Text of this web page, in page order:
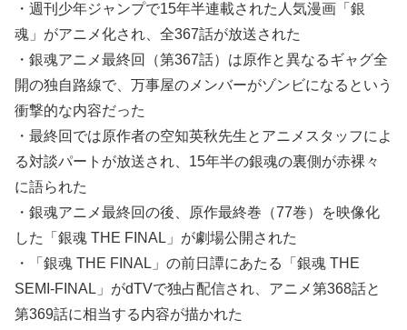
・週刊少年ジャンプで15年半連載された人気漫画「銀
魂」がアニメ化され、全367話が放送された
・銀魂アニメ最終回（第367話）は原作と異なるギャグ全
開の独自路線で、万事屋のメンバーがゾンビになるという
衝撃的な内容だった
・最終回では原作者の空知英秋先生とアニメスタッフによ
る対談パートが放送され、15年半の銀魂の裏側が赤裸々
に語られた
・銀魂アニメ最終回の後、原作最終巻（77巻）を映像化
した「銀魂 THE FINAL」が劇場公開された
・「銀魂 THE FINAL」の前日譚にあたる「銀魂 THE
SEMI-FINAL」がdTVで独占配信され、アニメ第368話と
第369話に相当する内容が描かれた